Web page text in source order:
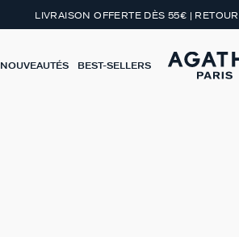
LIVRAISON OFFERTE DÈS 55€ |
NOUVEAUTÉS BEST-SELLERS